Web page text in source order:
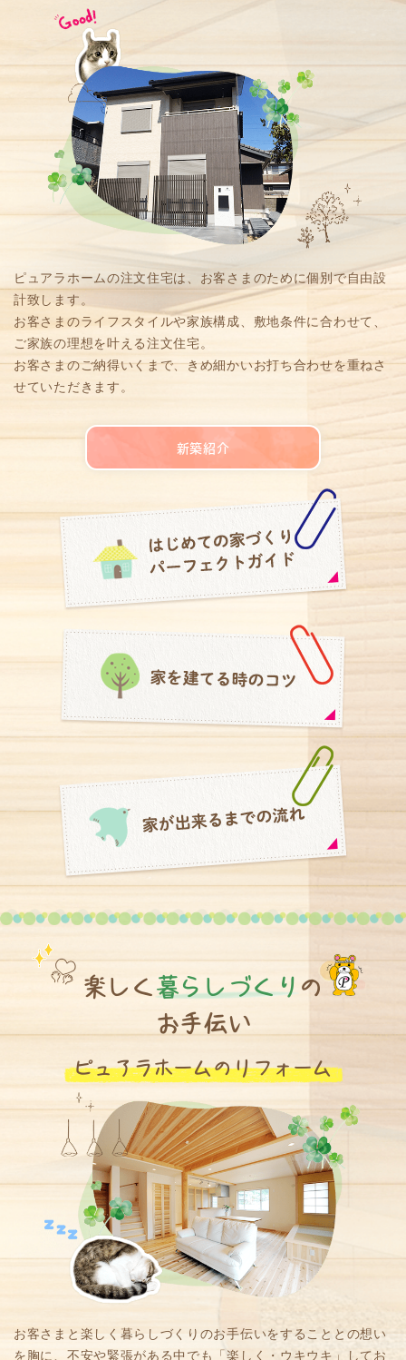
ピュアラホームの注文住宅は、お客さまのために個別で自由設
計致します。
お客さまのライフスタイルや家族構成、敷地条件に合わせて、
ご家族の理想を叶える注文住宅。
お客さまのご納得いくまで、きめ細かいお打ち合わせを重ねさ
せていただきます。
新築紹介
楽しく 暮らしづくり の
お手伝い
ピュアラホームのリフォーム
お客さまと楽しく暮らしづくりのお手伝いをすることとの想い
を胸に、不安や緊張がある中でも「楽しく・ウキウキ」してお